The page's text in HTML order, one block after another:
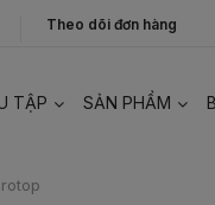
Theo dõi đơn hàng
TẬP SẢN PHẨM